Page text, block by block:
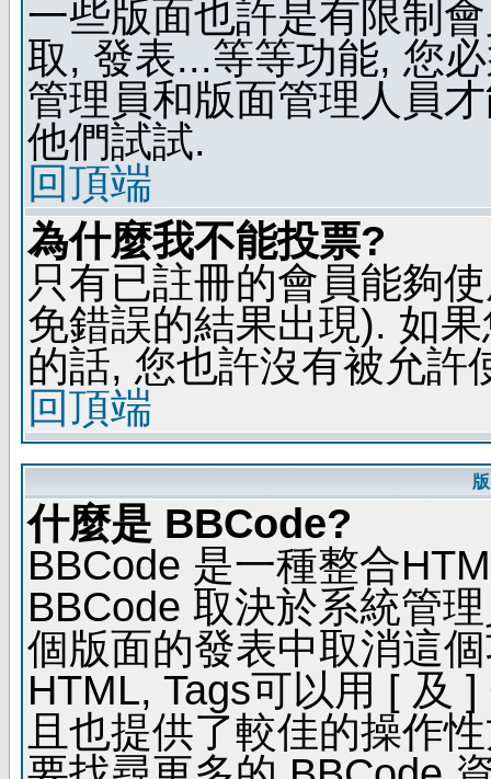
一些版面也許是有限制
取, 發表...等等功能, 您
管理員和版面管理人員
他們試試.
回頂端
為什麼我不能投票?
只有已註冊的會員能夠
免錯誤的結果出現). 如
的話, 您也許沒有被允許
回頂端
什麼是 BBCode?
BBCode 是一種整合
BBCode 取決於系統管
個版面的發表中取消這
HTML, Tags可以用 [ 及
且也提供了較佳的操作